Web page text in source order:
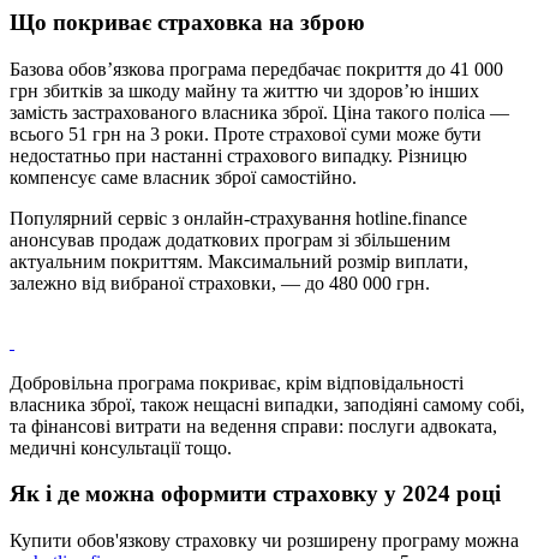
Що покриває страховка на зброю
Базова обовʼязкова програма передбачає покриття до 41 000
грн збитків за шкоду майну та життю чи здоровʼю інших
замість застрахованого власника зброї. Ціна такого поліса —
всього 51 грн на 3 роки. Проте страхової суми може бути
недостатньо при настанні страхового випадку. Різницю
компенсує саме власник зброї самостійно.
Популярний сервіс з онлайн-страхування hotline.finance
анонсував продаж додаткових програм зі збільшеним
актуальним покриттям. Максимальний розмір виплати,
залежно від вибраної страховки, — до 480 000 грн.
Добровільна програма покриває, крім відповідальності
власника зброї, також нещасні випадки, заподіяні самому собі,
та фінансові витрати на ведення справи: послуги адвоката,
медичні консультації тощо.
Як і де можна оформити страховку у 2024 році
Купити обов'язкову страховку чи розширену програму можна